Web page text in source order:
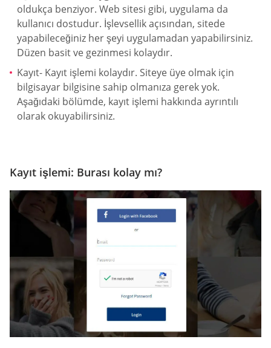
oldukça benziyor. Web sitesi gibi, uygulama da
kullanıcı dostudur. İşlevsellik açısından, sitede
yapabileceğiniz her şeyi uygulamadan yapabilirsiniz.
Düzen basit ve gezinmesi kolaydır.
Kayıt- Kayıt işlemi kolaydır. Siteye üye olmak için
bilgisayar bilgisine sahip olmanıza gerek yok.
Aşağıdaki bölümde, kayıt işlemi hakkında ayrıntılı
olarak okuyabilirsiniz.
Kayıt işlemi: Burası kolay mı?